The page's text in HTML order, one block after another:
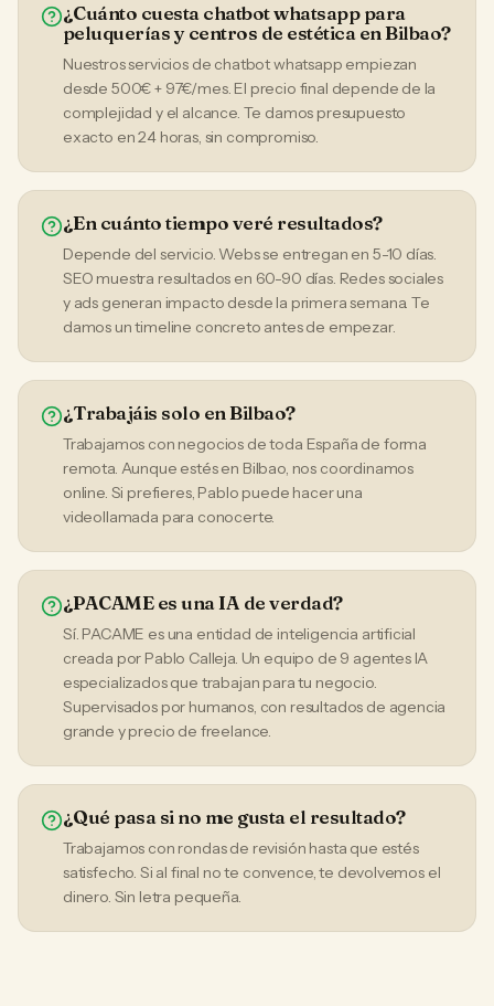
¿Cuánto cuesta chatbot whatsapp para
peluquerías y centros de estética en Bilbao?
Nuestros servicios de chatbot whatsapp empiezan
desde 500€ + 97€/mes. El precio final depende de la
complejidad y el alcance. Te damos presupuesto
exacto en 24 horas, sin compromiso.
¿En cuánto tiempo veré resultados?
Depende del servicio. Webs se entregan en 5-10 días.
SEO muestra resultados en 60-90 días. Redes sociales
y ads generan impacto desde la primera semana. Te
damos un timeline concreto antes de empezar.
¿Trabajáis solo en Bilbao?
Trabajamos con negocios de toda España de forma
remota. Aunque estés en Bilbao, nos coordinamos
online. Si prefieres, Pablo puede hacer una
videollamada para conocerte.
¿PACAME es una IA de verdad?
Sí. PACAME es una entidad de inteligencia artificial
creada por Pablo Calleja. Un equipo de 9 agentes IA
especializados que trabajan para tu negocio.
Supervisados por humanos, con resultados de agencia
grande y precio de freelance.
¿Qué pasa si no me gusta el resultado?
Trabajamos con rondas de revisión hasta que estés
satisfecho. Si al final no te convence, te devolvemos el
dinero. Sin letra pequeña.